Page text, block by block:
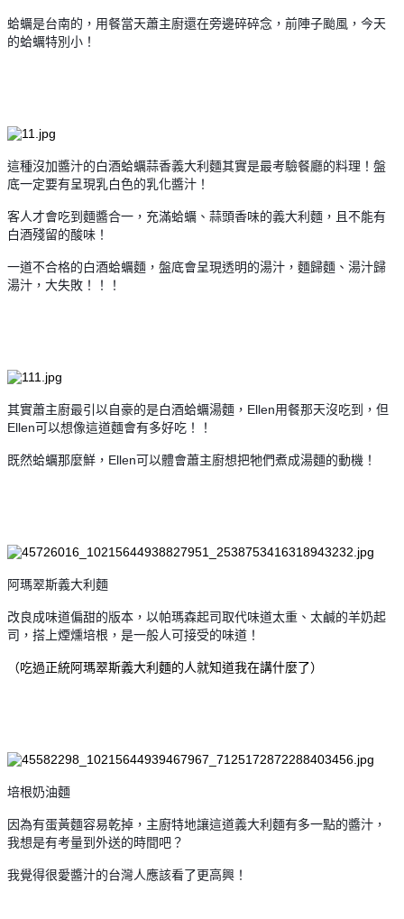
蛤蠣是台南的，用餐當天蕭主廚還在旁邊碎碎念，前陣子颱風，今天
的蛤蠣特別小！
這種沒加醬汁的白酒蛤蠣蒜香義大利麵其實是最考驗餐廳的料理！盤
底一定要有呈現乳白色的乳化醬汁！
客人才會吃到麵醬合一，充滿蛤蠣、蒜頭香味的義大利麵，且不能有
白酒殘留的酸味！
一道不合格的白酒蛤蠣麵，盤底會呈現透明的湯汁，麵歸麵、湯汁歸
湯汁，大失敗！！！
其實蕭主廚最引以自豪的是白酒蛤蠣湯麵，Ellen用餐那天沒吃到，但
Ellen可以想像這道麵會有多好吃！！
既然蛤蠣那麼鮮，Ellen可以體會蕭主廚想把牠們煮成湯麵的動機！
阿瑪翠斯義大利麵
改良成味道偏甜的版本，以帕瑪森起司取代味道太重、太鹹的羊奶起
司，搭上煙燻培根，是一般人可接受的味道！
（吃過正統阿瑪翠斯義大利麵的人就知道我在講什麼了）
培根奶油麵
因為有蛋黃麵容易乾掉，主廚特地讓這道義大利麵有多一點的醬汁，
我想是有考量到外送的時間吧？
我覺得很愛醬汁的台灣人應該看了更高興！